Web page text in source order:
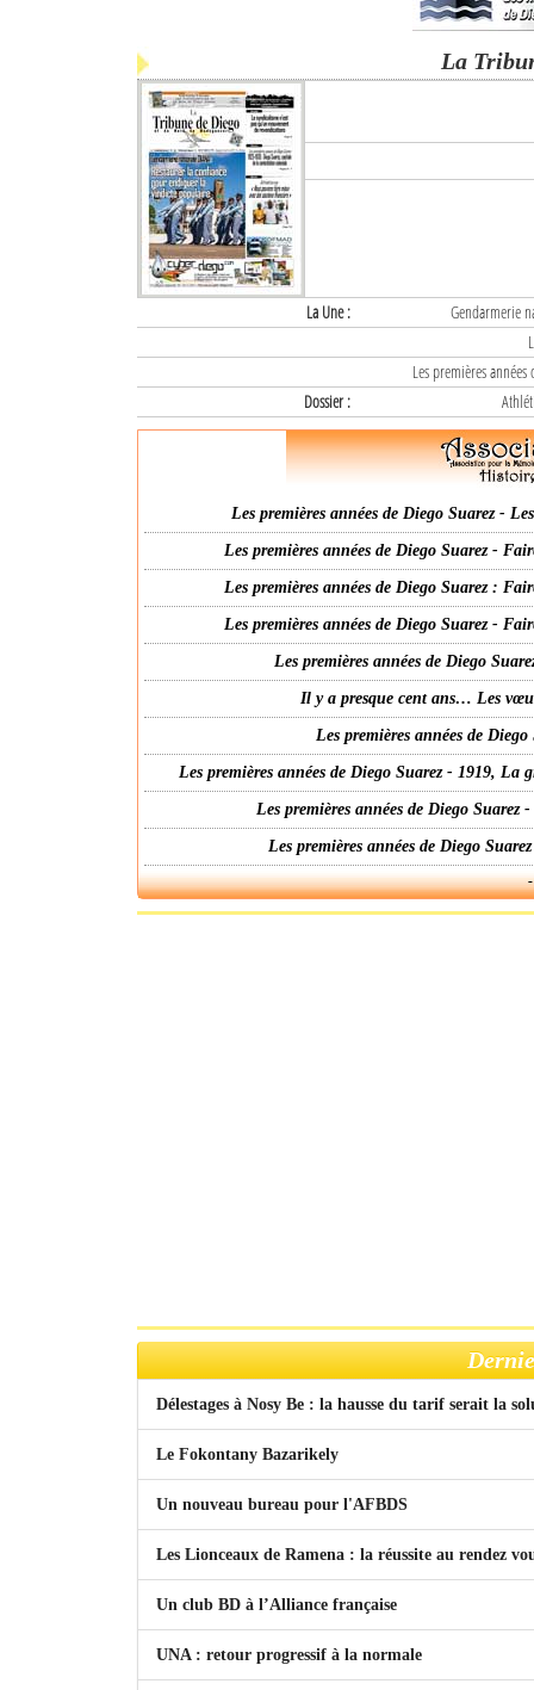
La
La Une :
Gendarmerie
Les premières
Dossier :
Les premières années de Diego Suarez -
Les premières années de Diego Suarez -
Les premières années de Diego Suarez :
Les premières années de Diego Suarez -
Les premières années de Diego
Il y a presque cent ans… Les
Les premières années de
Les premières années de Diego Suarez - 1919,
Les premières années de Diego
Les premières années de Diego
Délestages à Nosy Be : la hausse du tarif serait la
Le Fokontany Bazarikely
Un nouveau bureau pour l'AFBDS
Les Lionceaux de Ramena : la réussite au rendez
Un club BD à l’Alliance française
UNA : retour progressif à la normale